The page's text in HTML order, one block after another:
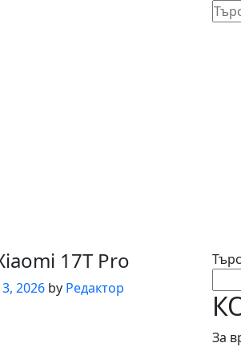
за:
17T Pro
2026 by Редактор
За